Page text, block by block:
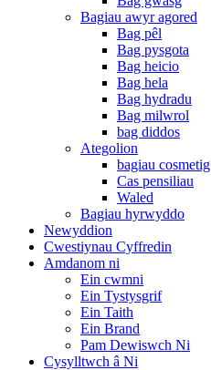
Bagiau awyr agored
Bag pêl
Bag pysgota
Bag heicio
Bag hela
Bag hydradu
Bag milwrol
bag diddos
Ategolion
bagiau cosmetig
Cas pensiliau
Waled
Bagiau hyrwyddo
Newyddion
Cwestiynau Cyffredin
Amdanom ni
Ein cwmni
Ein Tystysgrif
Ein Taith
Ein Brand
Pam Dewiswch Ni
Cysylltwch â Ni